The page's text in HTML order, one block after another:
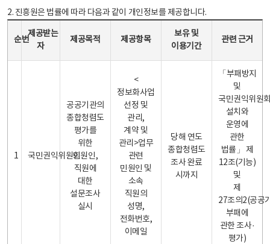
2. 진흥원은 법률에 따라 다음과 같이 개인정보를 제공합니다.
순번
제공받는
자
제공목적 제공항목
보유 및
이용기간
관련 근거
1 국민권익위원회
공공기관의
종합청렴도
평가를
위한
민원인,
직원에
대한
설문조사
실시
<
정보화사업
선정 및
관리,
계약 및
관리>업무
관련
민원인 및
소속
직원의
성명,
전화번호,
이메일
당해 연도
종합청렴도
조사 완료
시까지
「부패방지
및
국민권익위원
설치와
운영에
관한
법률」 제
12조(기능)
및
제
27조의2(공공
부패에
관한 조사·
평가)